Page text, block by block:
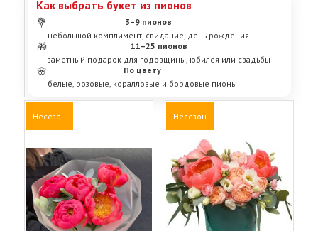
Как выбрать букет из пионов
💐
3–9 пионов
небольшой комплимент, свидание, день рождения
🎁
11–25 пионов
заметный подарок для годовщины, юбилея или свадьбы
🌸
По цвету
белые, розовые, коралловые и бордовые пионы
Несезон Несезон